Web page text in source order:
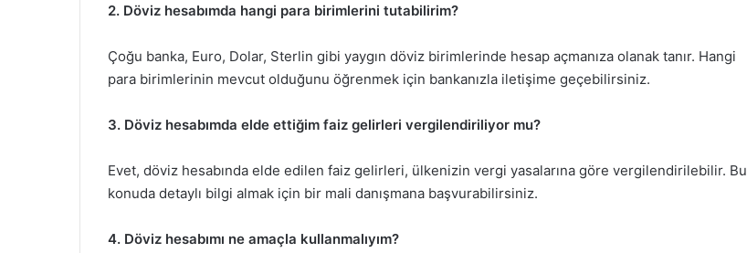
2. Döviz hesabımda hangi para birimlerini tutabilirim?
Çoğu banka, Euro, Dolar, Sterlin gibi yaygın döviz birimlerinde hesap açmanıza olanak tanır. Hangi
para birimlerinin mevcut olduğunu öğrenmek için bankanızla iletişime geçebilirsiniz.
3. Döviz hesabımda elde ettiğim faiz gelirleri vergilendiriliyor mu?
Evet, döviz hesabında elde edilen faiz gelirleri, ülkenizin vergi yasalarına göre vergilendirilebilir. Bu
konuda detaylı bilgi almak için bir mali danışmana başvurabilirsiniz.
4. Döviz hesabımı ne amaçla kullanmalıyım?